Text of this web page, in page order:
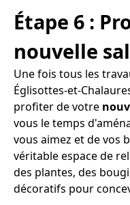
Étape 6 :
nouvelle
Une fois tous les
Églisottes-et-
profiter de votre
vous le temps
vous aimez et de vos
véritable espace de
des plantes, des
décoratifs pour